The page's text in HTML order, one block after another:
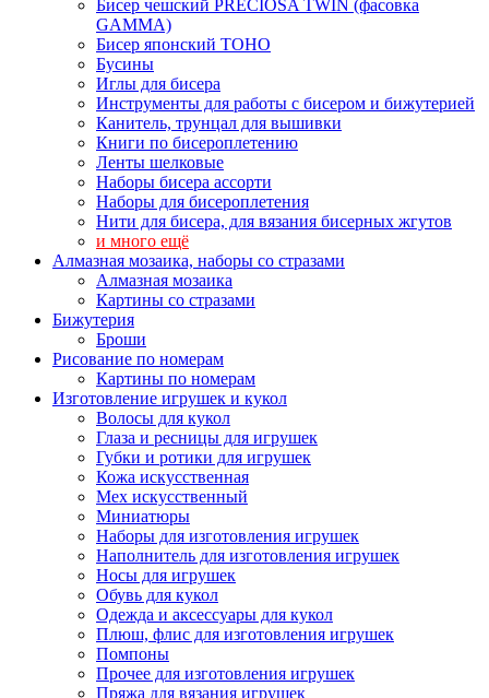
Бисер чешский PRECIOSA TWIN (фасовка
GAMMA)
Бисер японский TOHO
Бусины
Иглы для бисера
Инструменты для работы с бисером и бижутерией
Канитель, трунцал для вышивки
Книги по бисероплетению
Ленты шелковые
Наборы бисера ассорти
Наборы для бисероплетения
Нити для бисера, для вязания бисерных жгутов
и много ещё
Алмазная мозаика, наборы со стразами
Алмазная мозаика
Картины co стразами
Бижутерия
Броши
Рисование по номерам
Картины по номерам
Изготовление игрушек и кукол
Волосы для кукол
Глаза и ресницы для игрушек
Губки и ротики для игрушек
Кожа искусственная
Мех искусственный
Миниатюры
Наборы для изготовления игрушек
Наполнитель для изготовления игрушек
Носы для игрушек
Обувь для кукол
Одежда и аксессуары для кукол
Плюш, флис для изготовления игрушек
Помпоны
Прочее для изготовления игрушек
Пряжа для вязания игрушек